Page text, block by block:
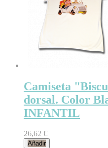
Camiseta
dorsal. Color
INFANTIL
26,62 €
Añadir